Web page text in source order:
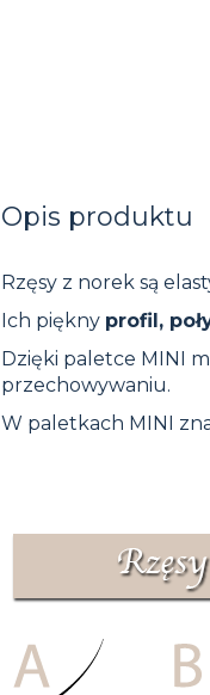
Opis produktu
Rzęsy z norek są
Ich piękny profil,
Dzięki paletce MINI
przechowywaniu.
W paletkach MINI